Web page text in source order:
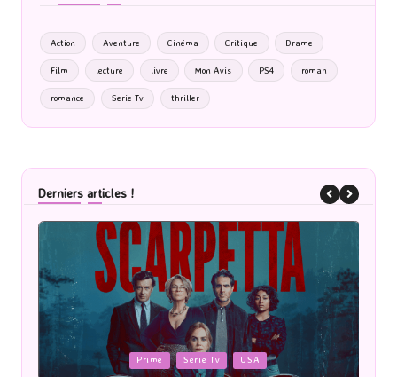
Action Aventure Cinéma Critique Drame
Film lecture livre Mon Avis PS4 roman
romance Serie Tv thriller
Derniers articles !
Posted
Cinéma